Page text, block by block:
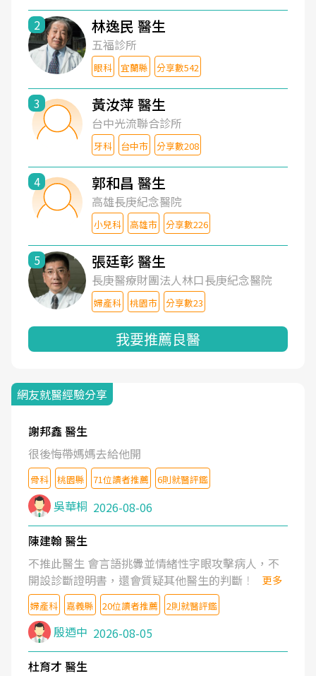
2 林逸民 醫生
五福診所
眼科 宜蘭縣 分享數542
3 黃汝萍 醫生
台中光流聯合診所
牙科 台中市 分享數208
4 郭和昌 醫生
高雄長庚紀念醫院
小兒科 高雄市 分享數226
5 張廷彰 醫生
長庚醫療財團法人林口長庚紀念醫院
婦產科 桃園市 分享數23
我要推薦良醫
網友就醫經驗分享
謝邦鑫 醫生
很後悔帶媽媽去給他開
骨科 桃園縣 71位讀者推薦 6則就醫評鑑
吳華桐 2026-08-06
陳建翰 醫生
不推此醫生 會言語挑釁並情緒性字眼攻擊病人，不
開設診斷證明書，還會質疑其他醫生的判斷！
更多
婦產科 嘉義縣 20位讀者推薦 2則就醫評鑑
殷迺中 2026-08-05
杜育才 醫生